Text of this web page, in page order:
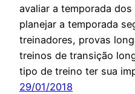
avaliar a temporada
planejar a temporada
treinadores, provas
treinos de transição
tipo de treino ter sua
29/01/2018